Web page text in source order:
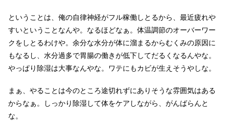
ということは、俺の自律神経がフル稼働しとるから、最近疲れや
すいということなんや。なるほどなぁ。体温調節のオーバーワー
クをしとるわけや。余分な水分が体に溜まるからむくみの原因に
もなるし、水分過多で胃腸の働きが低下してだるくなるんやな。
やっぱり除湿は大事なんやな。ワテにもカビが生えそうやしな。
まぁ、やることは今のところ途切れずにありそうな雰囲気はある
からなぁ。しっかり除湿して体をケアしながら、がんばらんと
な。